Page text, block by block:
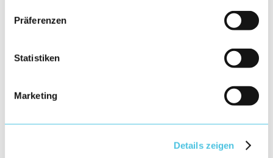
Präferenzen
Statistiken
Marketing
Details zeigen